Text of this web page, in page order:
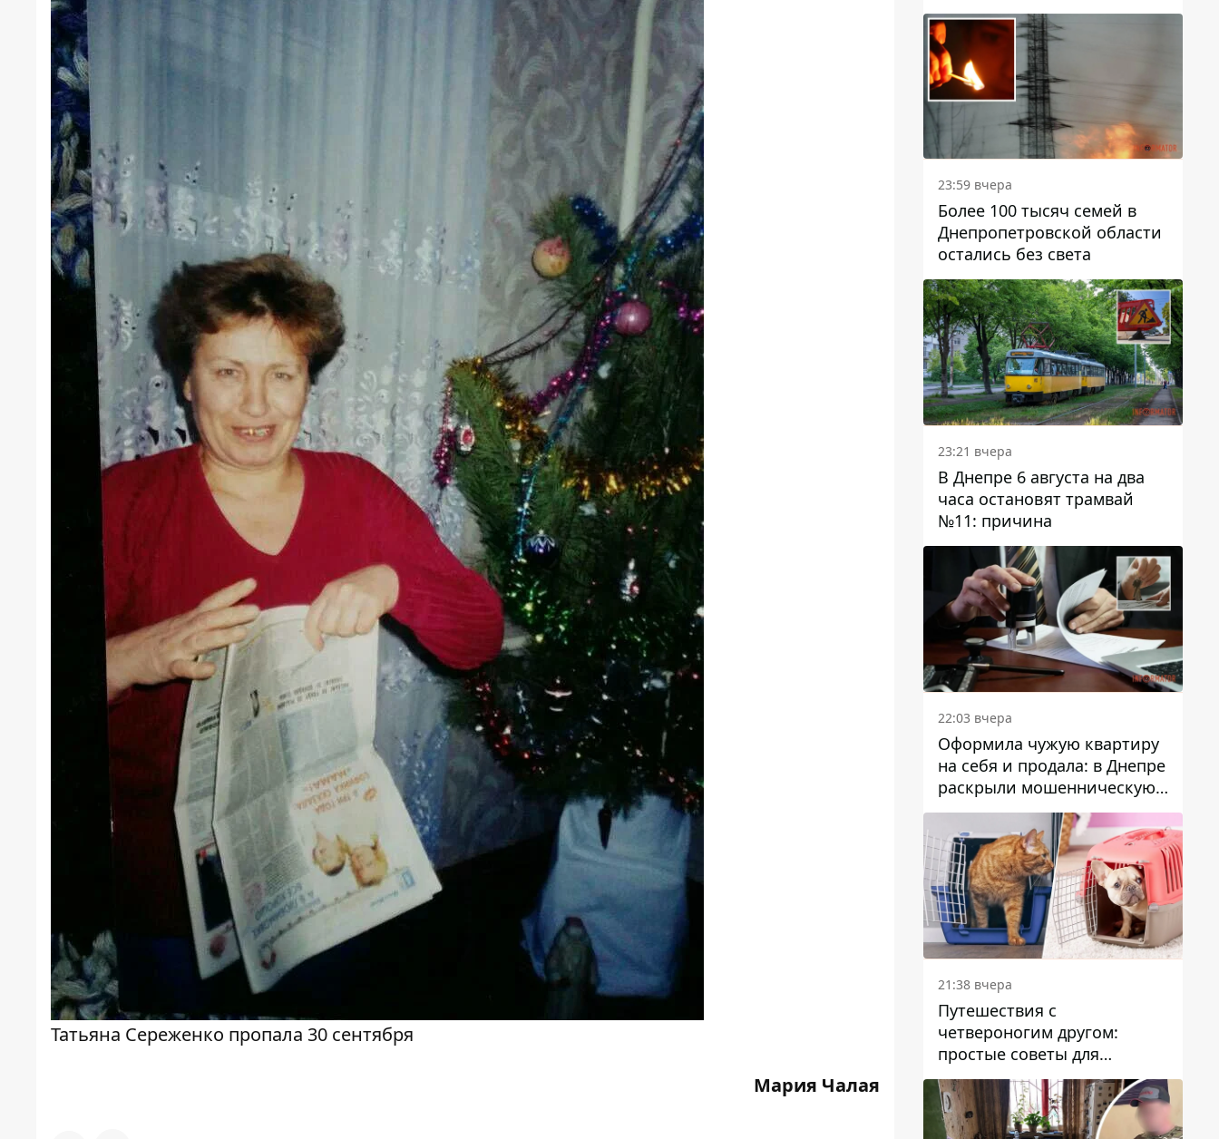
Татьяна Сереженко пропала 30 сентября
Мария Чалая
23:59 вчера
Более 100 тысяч семей в
Днепропетровской области
остались без света
23:21 вчера
В Днепре 6 августа на два
часа остановят трамвай
№11: причина
22:03 вчера
Оформила чужую квартиру
на себя и продала: в Днепре
раскрыли мошенническую
схему с недвижимостью
21:38 вчера
Путешествия с
четвероногим другом:
простые советы для
поездок с животными